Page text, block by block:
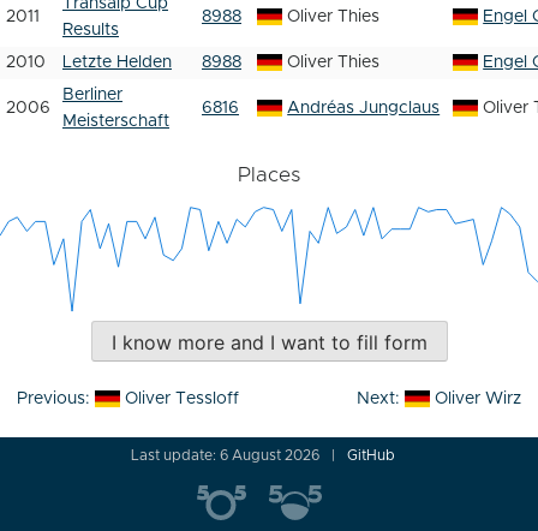
2011
Transalp Cup
Results
8988 Oliver Thies Engel
2010 Letzte Helden 8988 Oliver Thies Engel
2006
Berliner
Meisterschaft
6816 Andréas Jungclaus Oliver
Places
I know more and I want to fill form
Post
Previous: Oliver Tessloff Next: Oliver Wirz
Last update: 6 August 2026 GitHub